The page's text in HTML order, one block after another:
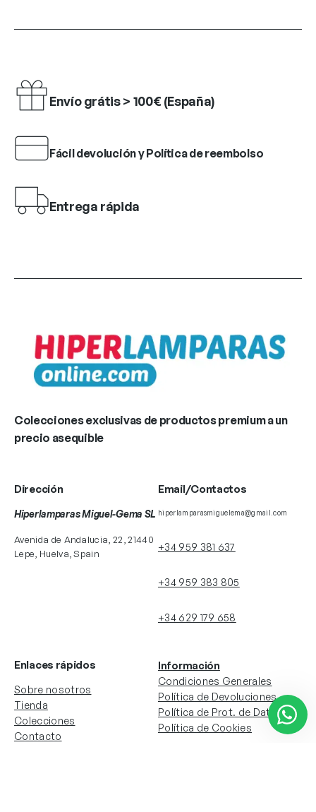
Envío grátis > 100€ (España)
Fácil devolución y Política de reembolso
Entrega rápida
Colecciones exclusivas de productos premium a un
precio asequible
Dirección
Hiperlamparas Miguel-Gema SL
Avenida de Andalucia, 22, 21440
Lepe, Huelva, Spain
Email/Contactos
hiperlamparasmiguelema@gmail.com
+34 959 381 637
+34 959 383 805
+34 629 179 658
Enlaces rápidos
Sobre nosotros
Tienda
Colecciones
Contacto
Información
Condiciones Generales
Política de Devoluciones
Política de Prot. de Datos
Política de Cookies